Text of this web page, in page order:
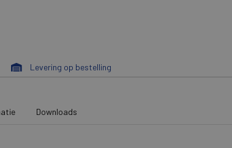
Levering op bestelling
Downloads